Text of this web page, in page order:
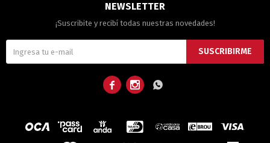
NEWSLETTER
¡Suscribite y recibí todas nuestras novedades!
SUSCRIBIRME
  